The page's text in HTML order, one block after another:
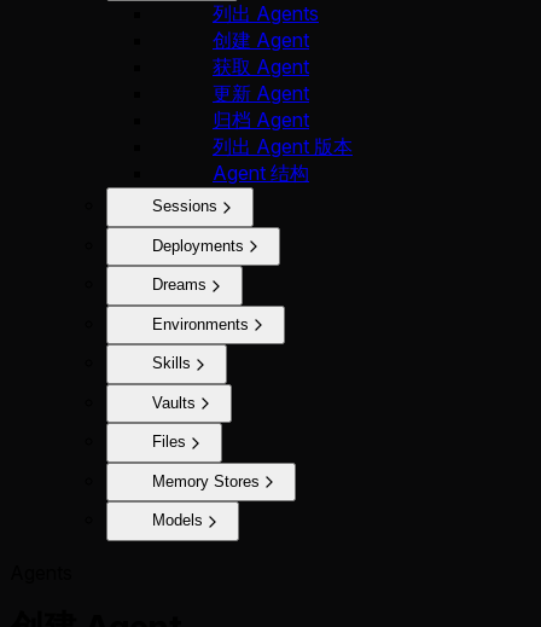
列出 Agents
创建 Agent
获取 Agent
更新 Agent
归档 Agent
列出 Agent 版本
Agent 结构
Sessions
Deployments
Dreams
Environments
Skills
Vaults
Files
Memory Stores
Models